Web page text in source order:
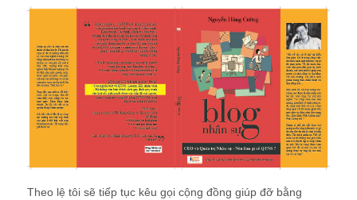
Theo lệ tôi sẽ tiếp tục kêu gọi cộng đồng giúp đỡ bằng